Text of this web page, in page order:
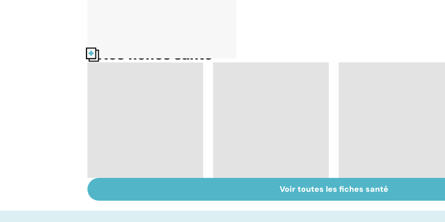
Nos fiches santé
médicament à risque
Troubles anxieux, une
anxiété envahissante
Un rhume, ça se
soigne ?
Voir toutes les fiches santé